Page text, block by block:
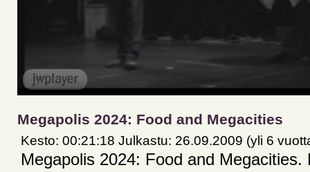
Megapolis 2024: Food and Megacities
Kesto: 00:21:18 Julkastu: 26.09.2009 (yli 6
Megapolis 2024: Food and Megacities.